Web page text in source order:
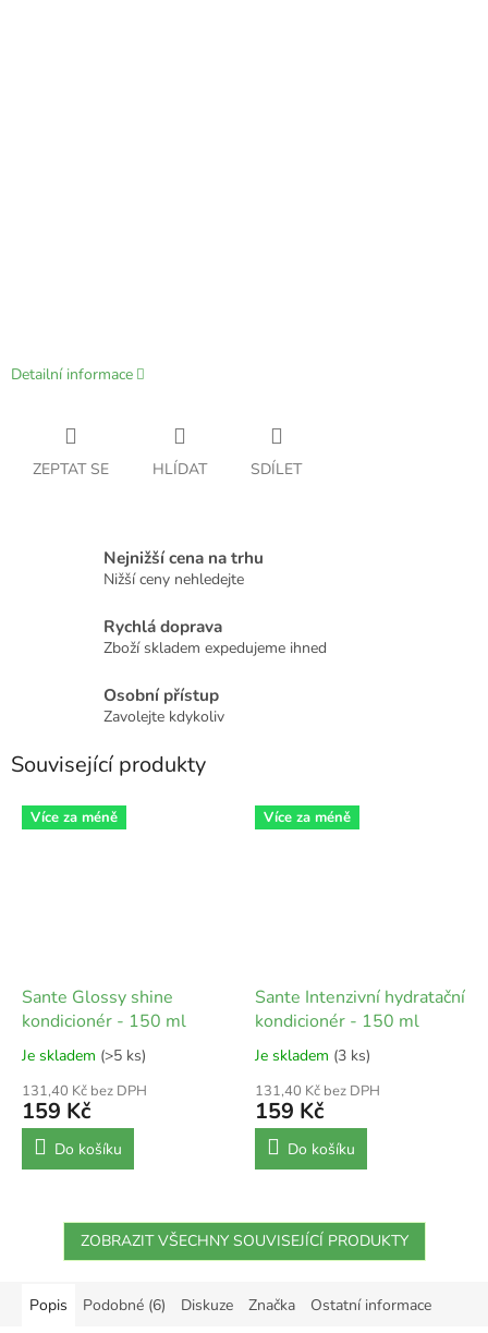
Detailní informace
ZEPTAT SE HLÍDAT SDÍLET
Nejnižší cena na trhu
Nižší ceny nehledejte
Rychlá doprava
Zboží skladem expedujeme ihned
Osobní přístup
Zavolejte kdykoliv
Související produkty
Více za méně
Sante Glossy shine
kondicionér - 150 ml
Je skladem (>5 ks)
131,40 Kč bez DPH
159 Kč
Do košíku
Více za méně
Sante Intenzivní hydratační
kondicionér - 150 ml
Je skladem (3 ks)
131,40 Kč bez DPH
159 Kč
Do košíku
ZOBRAZIT VŠECHNY SOUVISEJÍCÍ PRODUKTY
Popis Podobné (6) Diskuze Značka Ostatní informace